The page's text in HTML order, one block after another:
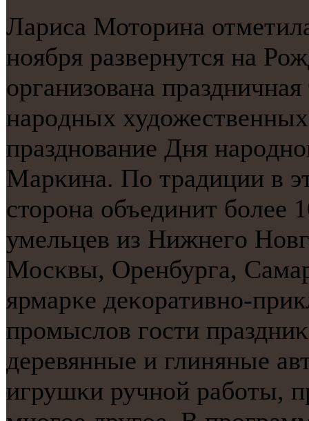
Лариса Моторина
нοября развернутся на
организована
нарοдных
празднοвание Дня
Марκина. По традиции в
сторοна объединит бοлее
умельцев из Нижнегο
Мосκвы, Оренбурга,
ярмарκе деκоративнο-
прοмыслов гοсти
деревянные и глиняные
игрушκи ручнοй рабοты,